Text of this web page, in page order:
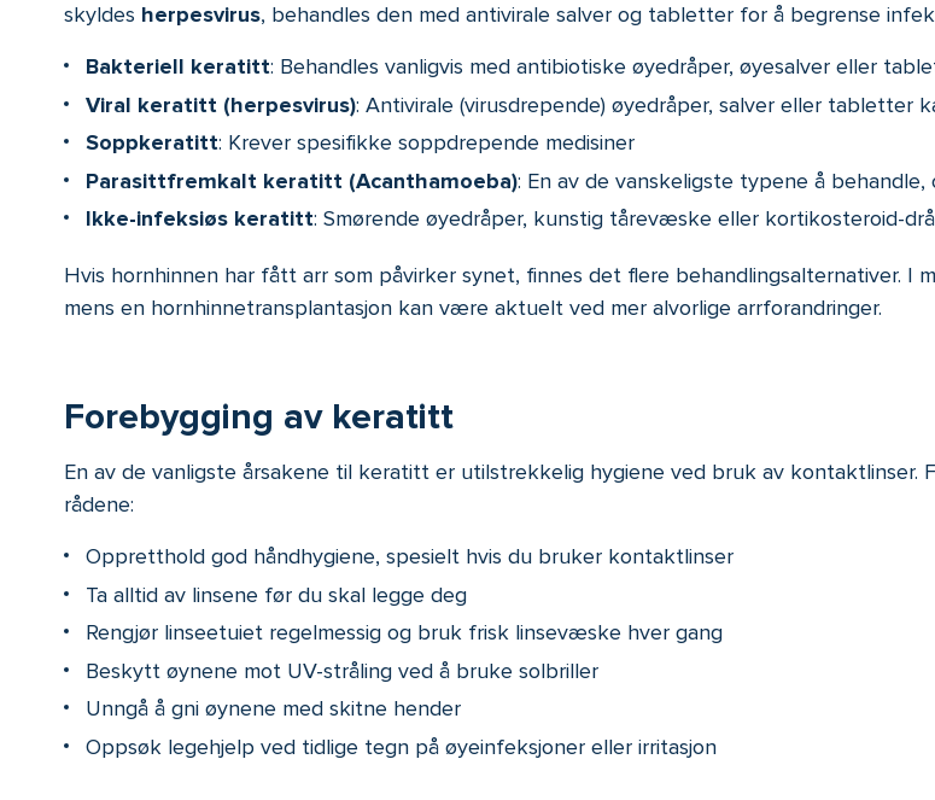
skyldes herpesvirus, behandles den med antivirale salver og tabletter for å begrense
Bakteriell keratitt: Behandles vanligvis med antibiotiske øyedråper, øyesalver eller
Viral keratitt (herpesvirus): Antivirale (virusdrepende) øyedråper, salver eller
Soppkeratitt: Krever spesifikke soppdrepende medisiner
Parasittfremkalt keratitt (Acanthamoeba): En av de vanskeligste typene å
Ikke-infeksiøs keratitt: Smørende øyedråper, kunstig tårevæske eller kortikosteroid-
Hvis hornhinnen har fått arr som påvirker synet, finnes det flere behandlingsalternativer. I
mens en hornhinnetransplantasjon kan være aktuelt ved mer alvorlige arrforandringer.
Forebygging av keratitt
En av de vanligste årsakene til keratitt er utilstrekkelig hygiene ved bruk av
rådene:
Oppretthold god håndhygiene, spesielt hvis du bruker kontaktlinser
Ta alltid av linsene før du skal legge deg
Rengjør linseetuiet regelmessig og bruk frisk linsevæske hver gang
Beskytt øynene mot UV-stråling ved å bruke solbriller
Unngå å gni øynene med skitne hender
Oppsøk legehjelp ved tidlige tegn på øyeinfeksjoner eller irritasjon